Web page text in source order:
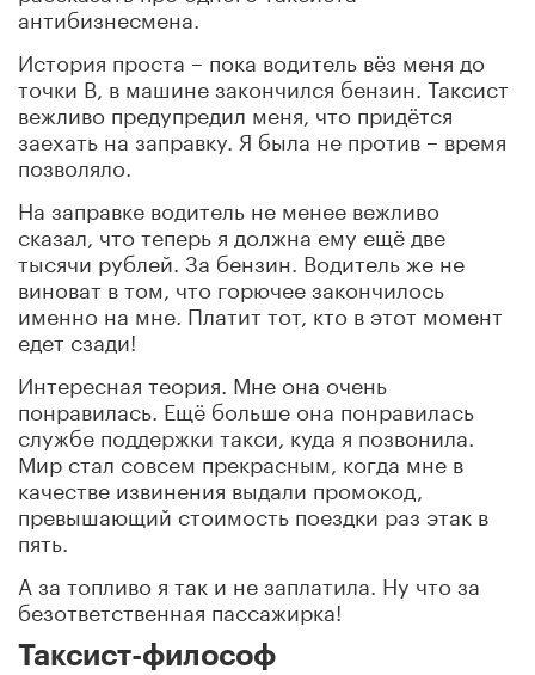
антибизнесмена.
История проста – пока водитель вёз меня до
точки В, в машине закончился бензин. Таксист
вежливо предупредил меня, что придётся
заехать на заправку. Я была не против – время
позволяло.
На заправке водитель не менее вежливо
сказал, что теперь я должна ему ещё две
тысячи рублей. За бензин. Водитель же не
виноват в том, что горючее закончилось
именно на мне. Платит тот, кто в этот момент
едет сзади!
Интересная теория. Мне она очень
понравилась. Ещё больше она понравилась
службе поддержки такси, куда я позвонила.
Мир стал совсем прекрасным, когда мне в
качестве извинения выдали промокод,
превышающий стоимость поездки раз этак в
пять.
А за топливо я так и не заплатила. Ну что за
безответственная пассажирка!
Таксист-философ